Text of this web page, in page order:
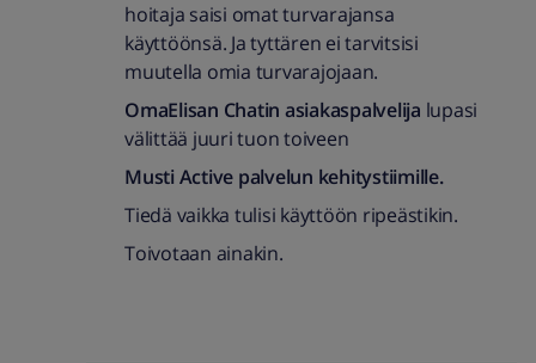
hoitaja saisi omat turvarajansa
käyttöönsä. Ja tyttären ei tarvitsisi
muutella omia turvarajojaan.
OmaElisan Chatin asiakaspalvelija lupasi
välittää juuri tuon toiveen
Musti Active palvelun kehitystiimille.
Tiedä vaikka tulisi käyttöön ripeästikin.
Toivotaan ainakin.